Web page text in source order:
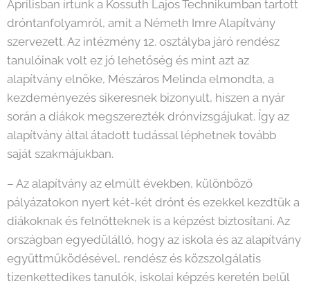
Áprilisban írtunk a Kossuth Lajos Technikumban tartott
dróntanfolyamról, amit a Németh Imre Alapítvány
szervezett. Az intézmény 12. osztályba járó rendész
tanulóinak volt ez jó lehetőség és mint azt az
alapítvány elnöke, Mészáros Melinda elmondta, a
kezdeményezés sikeresnek bizonyult, hiszen a nyár
során a diákok megszerezték drónvizsgájukat. Így az
alapítvány által átadott tudással léphetnek tovább
saját szakmájukban.
– Az alapítvány az elmúlt években, különböző
pályázatokon nyert két-két drónt és ezekkel kezdtük a
diákoknak és felnőtteknek is a képzést biztosítani. Az
országban egyedülálló, hogy az iskola és az alapítvány
együttműködésével, rendész és közszolgálatis
tizenkettedikes tanulók, iskolai képzés keretén belül